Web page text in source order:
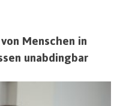
Menschen in
unabdingbar